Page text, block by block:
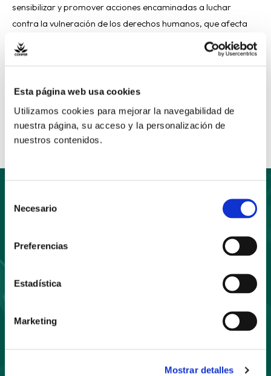
Esta página web usa cookies
Utilizamos cookies para mejorar la navegabilidad de
nuestra página, su acceso y la personalización de
nuestros contenidos.
Necesario
Preferencias
Estadística
Marketing
Mostrar detalles
sensibilizar y promover acciones encaminadas a luchar
contra la vulneración de los derechos humanos, que afecta
especialmente a mujeres y niñas. La congregación religiosa
de Adoratrices, con presencia en 24 países de cuatro
Read More »
a nuestro boletín